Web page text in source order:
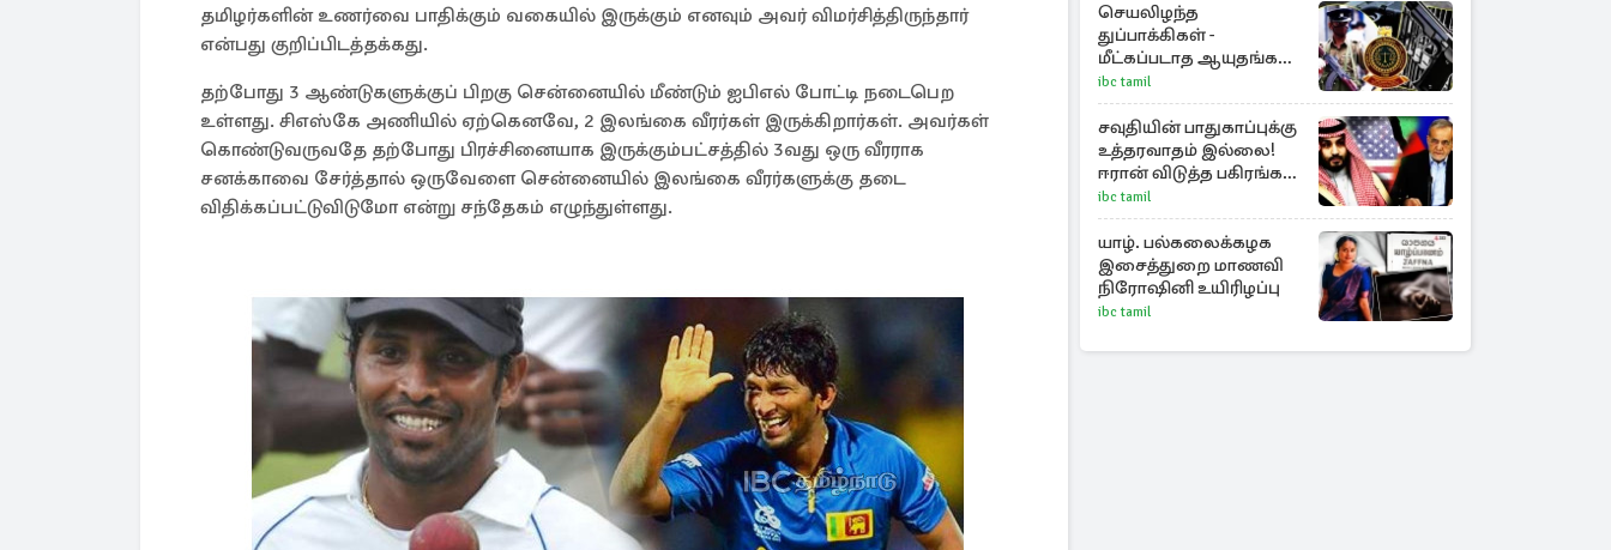
தமிழர்களின் உணர்வை பாதிக்கும் வகையில் இருக்கும் எனவும் அவர் விமர்சித்திருந்தார்
என்பது குறிப்பிடத்தக்கது.
தற்போது 3 ஆண்டுகளுக்குப் பிறகு சென்னையில் மீண்டும் ஐபிஎல் போட்டி நடைபெற
உள்ளது. சிஎஸ்கே அணியில் ஏற்கெனவே, 2 இலங்கை வீரர்கள் இருக்கிறார்கள். அவர்கள்
கொண்டுவருவதே தற்போது பிரச்சினையாக இருக்கும்பட்சத்தில் 3வது ஒரு வீரராக
சனக்காவை சேர்த்தால் ஒருவேளை சென்னையில் இலங்கை வீரர்களுக்கு தடை
விதிக்கப்பட்டுவிடுமோ என்று சந்தேகம் எழுந்துள்ளது.
செயலிழந்த
துப்பாக்கிகள் -
மீட்கப்படாத ஆயுதங்கள்!
சிறைச்சாலைகளின்
பாதுகாப்பில் பாரிய
அச்சுறுத்தல்
ibc tamil
சவுதியின் பாதுகாப்புக்கு
உத்தரவாதம் இல்லை!
ஈரான் விடுத்த பகிரங்க
எச்சரிக்கை
ibc tamil
யாழ். பல்கலைக்கழக
இசைத்துறை மாணவி
நிரோஷினி உயிரிழப்பு
ibc tamil